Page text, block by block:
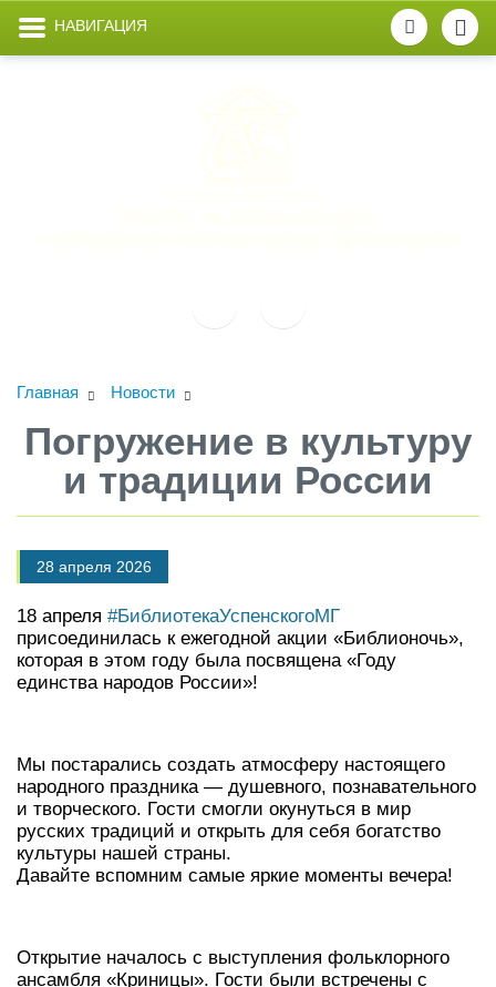
НАВИГАЦИЯ
Главная Новости
Погружение в культуру
и традиции России
28 апреля 2026
18 апреля #БиблиотекаУспенскогоМГ
присоединилась к ежегодной акции «Библионочь»,
которая в этом году была посвящена «Году
единства народов России»!
Мы постарались создать атмосферу настоящего
народного праздника — душевного, познавательного
и творческого. Гости смогли окунуться в мир
русских традиций и открыть для себя богатство
культуры нашей страны.
Давайте вспомним самые яркие моменты вечера!
Открытие началось с выступления фольклорного
ансамбля «Криницы». Гости были встречены с